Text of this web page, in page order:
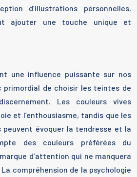
d’illustrations personnelles,
ajouter une touche unique et
une influence puissante sur nos
primordial de choisir les teintes de
Les couleurs vives
et l’enthousiasme, tandis que les
peuvent évoquer la tendresse et la
des couleurs préférées du
d’attention qui ne manquera
compréhension de la psychologie